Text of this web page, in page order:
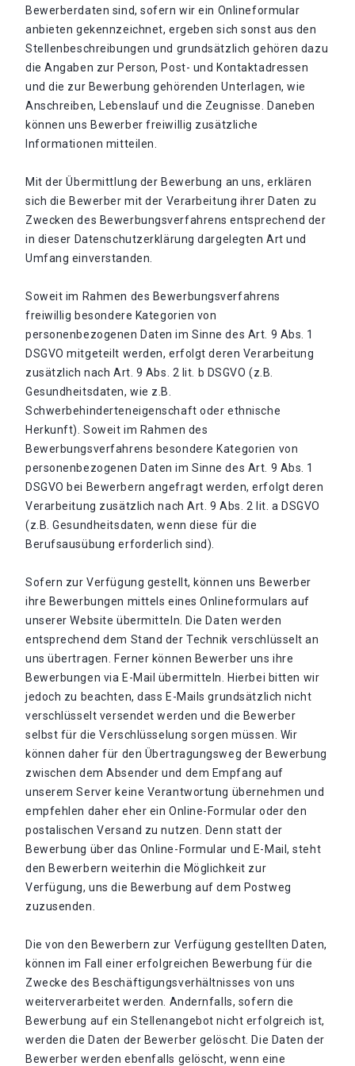
Bewerberdaten sind, sofern wir ein Onlineformular
anbieten gekennzeichnet, ergeben sich sonst aus den
Stellenbeschreibungen und grundsätzlich gehören dazu
die Angaben zur Person, Post- und Kontaktadressen
und die zur Bewerbung gehörenden Unterlagen, wie
Anschreiben, Lebenslauf und die Zeugnisse. Daneben
können uns Bewerber freiwillig zusätzliche
Informationen mitteilen.
Mit der Übermittlung der Bewerbung an uns, erklären
sich die Bewerber mit der Verarbeitung ihrer Daten zu
Zwecken des Bewerbungsverfahrens entsprechend der
in dieser Datenschutzerklärung dargelegten Art und
Umfang einverstanden.
Soweit im Rahmen des Bewerbungsverfahrens
freiwillig besondere Kategorien von
personenbezogenen Daten im Sinne des Art. 9 Abs. 1
DSGVO mitgeteilt werden, erfolgt deren Verarbeitung
zusätzlich nach Art. 9 Abs. 2 lit. b DSGVO (z.B.
Gesundheitsdaten, wie z.B.
Schwerbehinderteneigenschaft oder ethnische
Herkunft). Soweit im Rahmen des
Bewerbungsverfahrens besondere Kategorien von
personenbezogenen Daten im Sinne des Art. 9 Abs. 1
DSGVO bei Bewerbern angefragt werden, erfolgt deren
Verarbeitung zusätzlich nach Art. 9 Abs. 2 lit. a DSGVO
(z.B. Gesundheitsdaten, wenn diese für die
Berufsausübung erforderlich sind).
Sofern zur Verfügung gestellt, können uns Bewerber
ihre Bewerbungen mittels eines Onlineformulars auf
unserer Website übermitteln. Die Daten werden
entsprechend dem Stand der Technik verschlüsselt an
uns übertragen. Ferner können Bewerber uns ihre
Bewerbungen via E-Mail übermitteln. Hierbei bitten wir
jedoch zu beachten, dass E-Mails grundsätzlich nicht
verschlüsselt versendet werden und die Bewerber
selbst für die Verschlüsselung sorgen müssen. Wir
können daher für den Übertragungsweg der Bewerbung
zwischen dem Absender und dem Empfang auf
unserem Server keine Verantwortung übernehmen und
empfehlen daher eher ein Online-Formular oder den
postalischen Versand zu nutzen. Denn statt der
Bewerbung über das Online-Formular und E-Mail, steht
den Bewerbern weiterhin die Möglichkeit zur
Verfügung, uns die Bewerbung auf dem Postweg
zuzusenden.
Die von den Bewerbern zur Verfügung gestellten Daten,
können im Fall einer erfolgreichen Bewerbung für die
Zwecke des Beschäftigungsverhältnisses von uns
weiterverarbeitet werden. Andernfalls, sofern die
Bewerbung auf ein Stellenangebot nicht erfolgreich ist,
werden die Daten der Bewerber gelöscht. Die Daten der
Bewerber werden ebenfalls gelöscht, wenn eine